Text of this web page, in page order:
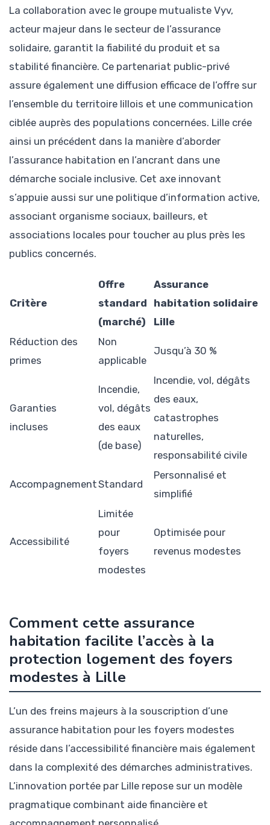
La collaboration avec le groupe mutualiste Vyv,
acteur majeur dans le secteur de l’assurance
solidaire, garantit la fiabilité du produit et sa
stabilité financière. Ce partenariat public-privé
assure également une diffusion efficace de l’offre sur
l’ensemble du territoire lillois et une communication
ciblée auprès des populations concernées. Lille crée
ainsi un précédent dans la manière d’aborder
l’assurance habitation en l’ancrant dans une
démarche sociale inclusive. Cet axe innovant
s’appuie aussi sur une politique d’information active,
associant organisme sociaux, bailleurs, et
associations locales pour toucher au plus près les
publics concernés.
Critère
Offre
standard
(marché)
Assurance
habitation solidaire
Lille
Réduction des
primes
Non
applicable
Jusqu’à 30 %
Garanties
incluses
Incendie,
vol, dégâts
des eaux
(de base)
Incendie, vol, dégâts
des eaux,
catastrophes
naturelles,
responsabilité civile
AccompagnementStandard
Personnalisé et
simplifié
Accessibilité
Limitée
pour
foyers
modestes
Optimisée pour
revenus modestes
Comment cette assurance
habitation facilite l’accès à la
protection logement des foyers
modestes à Lille
L’un des freins majeurs à la souscription d’une
assurance habitation pour les foyers modestes
réside dans l’accessibilité financière mais également
dans la complexité des démarches administratives.
L’innovation portée par Lille repose sur un modèle
pragmatique combinant aide financière et